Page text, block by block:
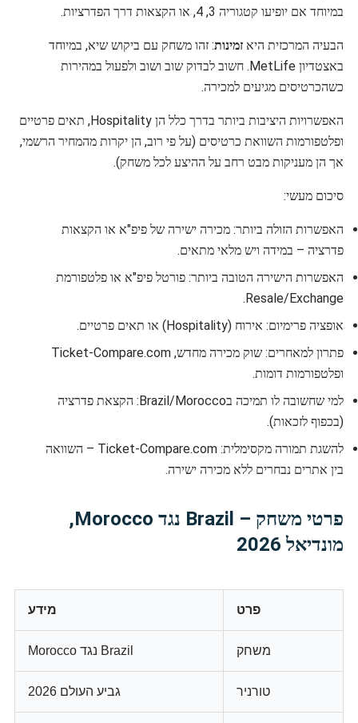
במיוחד אם יופיעו קטגוריה 3, 4, או הקצאות דרך הפדרציות.
הבעיה המרכזית היא זמינות: זהו משחק עם ביקוש שיא, במיוחד
באצטדיון MetLife. חשוב לבדוק שוב ושוב ולפעול במהירות
כשהכרטיסים מגיעים למכירה.
האפשרויות היציבות ביותר בדרך כלל הן Hospitality, תאים פרטיים
ופלטפורמות השוואת כרטיסים (על פי רוב, הן יקרות מהמחיר הרשמי,
אך הן מעניקות מבט רחב על ההיצע לכל משחק).
סיכום מעשי:
האפשרות הזולה ביותר: מכירה ישירה של פיפ"א או הקצאות
פדרציה – במידה ויש מלאי מתאים.
האפשרות הישירה הטובה ביותר: פורטל פיפ"א או פלטפורמת
Resale/Exchange.
אופציה פרימיום: אירוח (Hospitality) או תאים פרטיים.
פתרון למאחרים: שוק מכירה מחדש, Ticket-Compare.com
ופלטפורמות דומות.
למי שחשובה לו תמיכה בBrazil/Morocco: הקצאת פדרציה
(בכפוף לזכאות).
להשגת תמורה מקסימלית: Ticket-Compare.com – השוואה
בין אתרים נבחרים ללא מכירה ישירה.
פרטי משחק – Brazil נגד Morocco,
מונדיאל 2026
פרט מידע
משחק Brazil נגד Morocco
טורניר גביע העולם 2026